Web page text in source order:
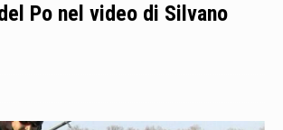
Po nel video di Silvano